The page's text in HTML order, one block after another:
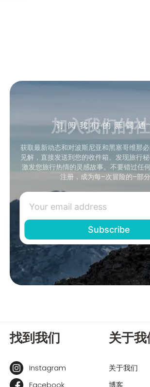
订阅我们的新闻
加入我们的
获取最新动态和对波斯尼亚和黑塞哥维那
见解，直接发送到您的收件箱。发现旅行
激发您旅行热情的灵感故事。不要错过任
注册，成为每–次冒险的–部分
找到我们
Instagram
Facebook
关于
关于我们
博客